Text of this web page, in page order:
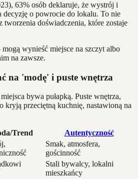
63% osób deklaruje, że wystrój i
decyzję o powrocie do lokalu. To nie
tworzenia doświadczenia, które zostaje
mogą wynieść miejsce na szczyt albo
na zawsze.
na 'modę' i puste wnętrza
bywa pułapką. Puste wnętrza,
kryją przeciętną kuchnię, nastawioną na
Trend
Autentyczność
Smak, atmosfera,
gościnność
Stali bywalcy, lokalni
mieszkańcy